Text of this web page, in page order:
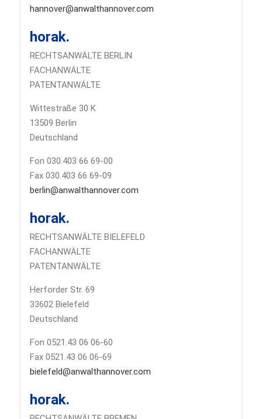
hannover@anwalthannover.com
horak.
RECHTSANWÄLTE BERLIN
FACHANWÄLTE
PATENTANWÄLTE
Wittestraße 30 K
13509 Berlin
Deutschland
Fon 030.403 66 69-00
Fax 030.403 66 69-09
berlin@anwalthannover.com
horak.
RECHTSANWÄLTE BIELEFELD
FACHANWÄLTE
PATENTANWÄLTE
Herforder Str. 69
33602 Bielefeld
Deutschland
Fon 0521.43 06 06-60
Fax 0521.43 06 06-69
bielefeld@anwalthannover.com
horak.